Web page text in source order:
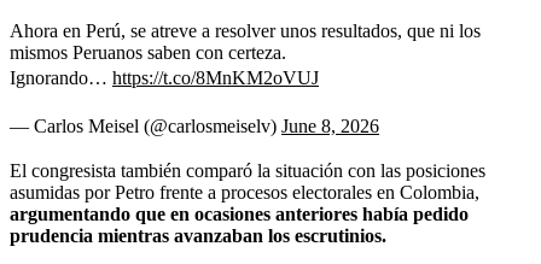
Ahora en Perú, se atreve a resolver unos resultados, que ni los
mismos Peruanos saben con certeza.
Ignorando… https://t.co/8MnKM2oVUJ
— Carlos Meisel (@carlosmeiselv) June 8, 2026
El congresista también comparó la situación con las posiciones
asumidas por Petro frente a procesos electorales en Colombia,
argumentando que en ocasiones anteriores había pedido
prudencia mientras avanzaban los escrutinios.